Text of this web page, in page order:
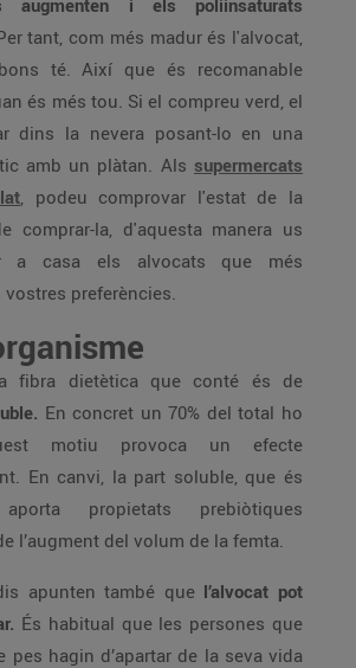
augmenten i els poliinsaturats
tant, com més madur és l'alvocat,
té. Així que és recomanable
és més tou. Si el compreu verd, el
dins la nevera posant-lo en una
amb un plàtan. Als supermercats
, podeu comprovar l'estat de la
comprar-la, d'aquesta manera us
a casa els alvocats que més
preferències.
fibra dietètica que conté és de
En concret un 70% del total ho
motiu provoca un efecte
En canvi, la part soluble, que és
propietats prebiòtiques
l’augment del volum de la femta.
apunten també que l’alvocat pot
És habitual que les persones que
pes hagin d’apartar de la seva vida